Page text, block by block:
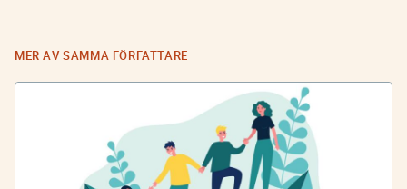
MER AV SAMMA FÖRFATTARE